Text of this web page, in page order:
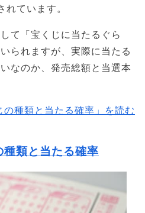
れています。
て「宝くじに当たるぐら
られますが、実際に当たる
なのか、発売総額と当選本
の種類と当たる確率」を読む
類と当たる確率